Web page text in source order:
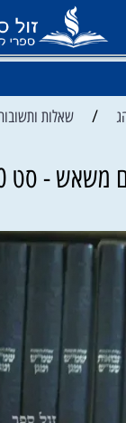
/ שאלות ותשובות
- סט 10 כרכים